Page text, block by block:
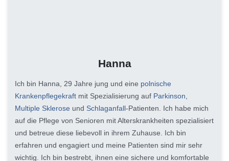
Hanna
Ich bin Hanna, 29 Jahre jung und eine polnische
Krankenpflegekraft mit Spezialisierung auf Parkinson,
Multiple Sklerose und Schlaganfall-Patienten. Ich habe mich
auf die Pflege von Senioren mit Alterskrankheiten spezialisiert
und betreue diese liebevoll in ihrem Zuhause. Ich bin
erfahren und engagiert und meine Patienten sind mir sehr
wichtig. Ich bin bestrebt, ihnen eine sichere und komfortable